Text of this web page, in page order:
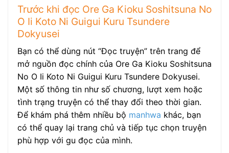
Trước khi đọc Ore Ga Kioku Soshitsuna No
O Ii Koto Ni Guigui Kuru Tsundere
Dokyusei
Bạn có thể dùng nút “Đọc truyện” trên trang để
mở nguồn đọc chính của Ore Ga Kioku Soshitsuna
No O Ii Koto Ni Guigui Kuru Tsundere Dokyusei.
Một số thông tin như số chương, lượt xem hoặc
tình trạng truyện có thể thay đổi theo thời gian.
Để khám phá thêm nhiều bộ manhwa khác, bạn
có thể quay lại trang chủ và tiếp tục chọn truyện
phù hợp với gu đọc của mình.